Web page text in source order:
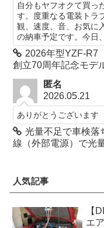
自分もヤフオクて買っ
す。度重なる電装トラ
観、速度、音、お気に
の納車予定です。今日
2026年型YZF-R7
創立70周年記念モデ
匿名
2026.05.21
ありがとうございます
光量不足で車検落
線（外部電源）で光
人気記事
【
エ